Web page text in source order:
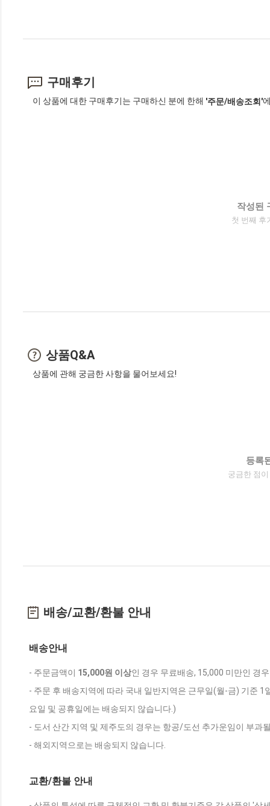
구매후기
이 상품에 대한 구매후기는 구매하신 분에 한해 '주문/배송조회'
작성된
첫 번째 후
상품Q&A
상품에 관해 궁금한 사항을 물어보세요!
등록
궁금한 점
배송/교환/환불 안내
배송안내
- 주문금액이 15,000원 이상인 경우 무료배송, 15,000 미만인 경
- 주문 후 배송지역에 따라 국내 일반지역은 근무일(월-금) 기준
요일 및 공휴일에는 배송되지 않습니다.)
- 도서 산간 지역 및 제주도의 경우는 항공/도선 추가운임이 부과
- 해외지역으로는 배송되지 않습니다.
교환/환불 안내